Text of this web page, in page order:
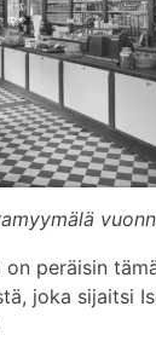
peräisin
joka sijaitsi